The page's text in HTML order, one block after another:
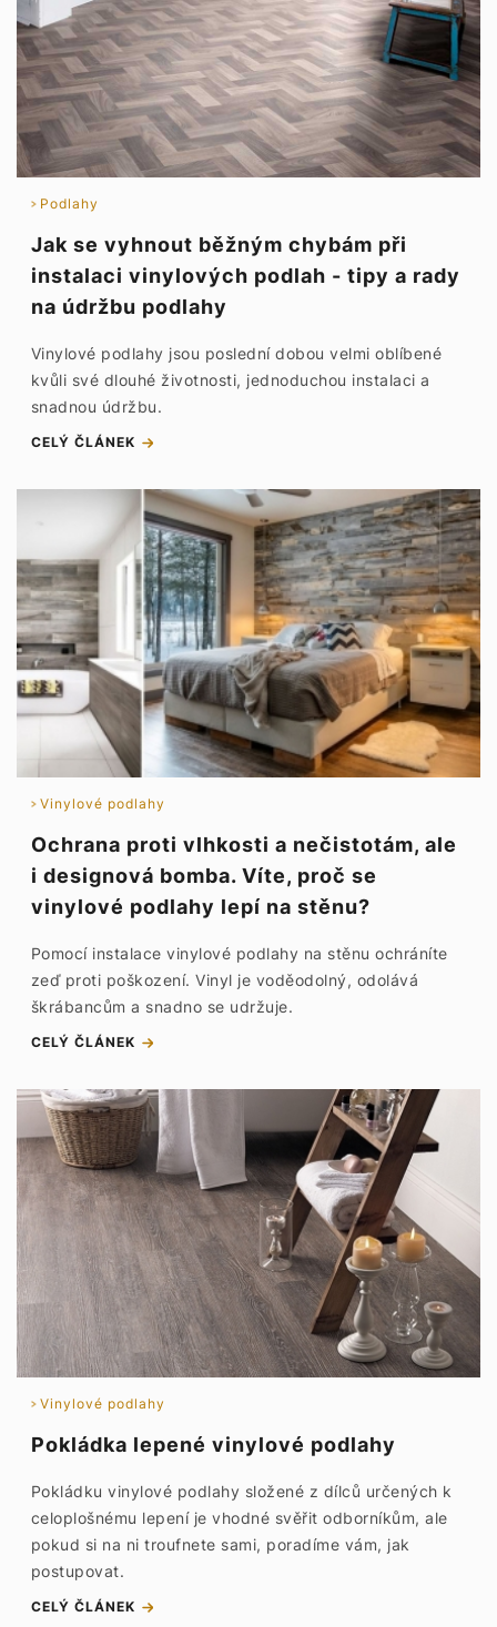
Podlahy
Jak se vyhnout běžným chybám při
instalaci vinylových podlah - tipy a rady
na údržbu podlahy
Vinylové podlahy jsou poslední dobou velmi oblíbené
kvůli své dlouhé životnosti, jednoduchou instalaci a
snadnou údržbu.
CELÝ ČLÁNEK
Vinylové podlahy
Ochrana proti vlhkosti a nečistotám, ale
i designová bomba. Víte, proč se
vinylové podlahy lepí na stěnu?
Pomocí instalace vinylové podlahy na stěnu ochráníte
zeď proti poškození. Vinyl je voděodolný, odolává
škrábancům a snadno se udržuje.
CELÝ ČLÁNEK
Vinylové podlahy
Pokládka lepené vinylové podlahy
Pokládku vinylové podlahy složené z dílců určených k
celoplošnému lepení je vhodné svěřit odborníkům, ale
pokud si na ni troufnete sami, poradíme vám, jak
postupovat.
CELÝ ČLÁNEK